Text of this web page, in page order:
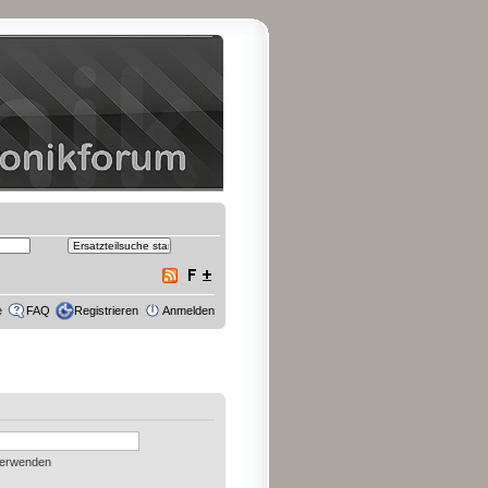
FAQ Registrieren Anmelden